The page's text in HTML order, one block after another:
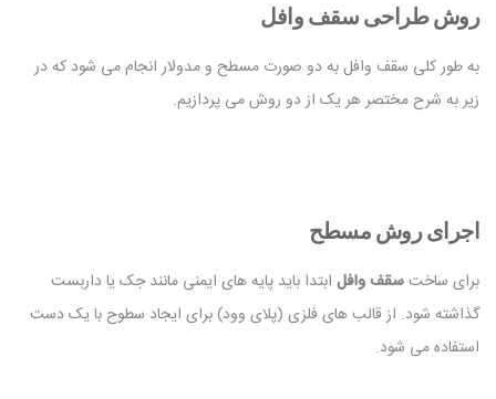
روش طراحی سقف وافل
به طور کلی سقف وافل به دو صورت مسطح و مدولار انجام می شود که در
زیر به شرح مختصر هر یک از دو روش می پردازیم.
اجرای روش مسطح
برای ساختسقف وافل ابتدا باید پایه های ایمنی مانند جک یا داربست
گذاشته شود. از قالب های فلزی (پلای وود) برای ایجاد سطوح با یک دست
استفاده می شود.